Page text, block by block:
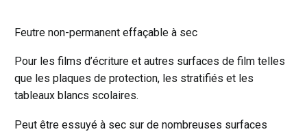
Feutre non-permanent effaçable à sec
Pour les films d’écriture et autres surfaces de film telles
que les plaques de protection, les stratifiés et les
tableaux blancs scolaires.
Peut être essuyé à sec sur de nombreuses surfaces